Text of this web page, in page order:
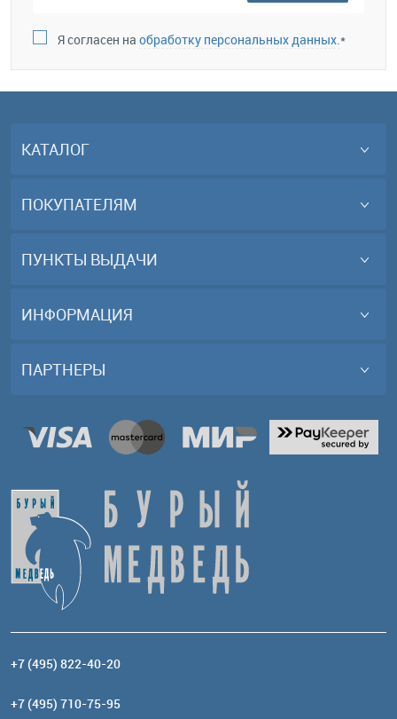
Я согласен на обработку персональных данных.*
КАТАЛОГ
ПОКУПАТЕЛЯМ
ПУНКТЫ ВЫДАЧИ
ИНФОРМАЦИЯ
ПАРТНЕРЫ
+7 (495) 822-40-20
+7 (495) 710-75-95